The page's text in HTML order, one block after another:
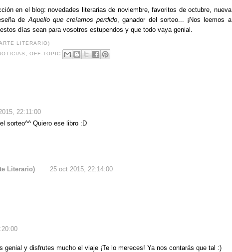
en el blog: novedades literarias de noviembre, favoritos de octubre, nueva
de Aquello que creíamos perdido , ganador del sorteo... ¡Nos leemos a
días sean para vosotros estupendos y que todo vaya genial.
LITERARIO)
OFF-TOPIC
22:11:00
sorteo^^ Quiero ese libro :D
Literario)
25 oct 2015, 22:14:00
genial y disfrutes mucho el viaje ¡Te lo mereces! Ya nos contarás que tal :)